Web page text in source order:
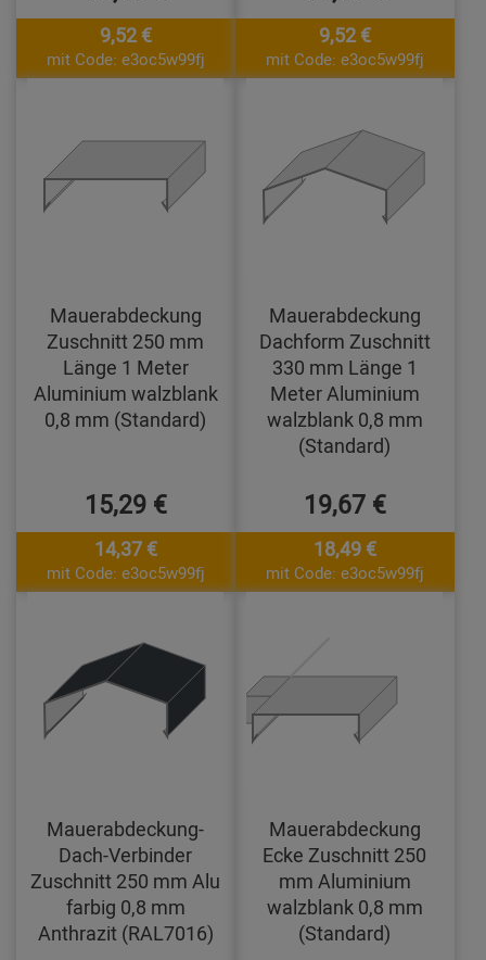
9,52 €
mit Code: e3oc5w99fj
9,52 €
mit Code: e3oc5w99fj
Mauerabdeckung
Zuschnitt 250 mm
Länge 1 Meter
Aluminium walzblank
0,8 mm (Standard)
15,29 €
14,37 €
mit Code: e3oc5w99fj
Mauerabdeckung
Dachform Zuschnitt
330 mm Länge 1
Meter Aluminium
walzblank 0,8 mm
(Standard)
19,67 €
18,49 €
mit Code: e3oc5w99fj
Mauerabdeckung-
Dach-Verbinder
Zuschnitt 250 mm Alu
farbig 0,8 mm
Anthrazit (RAL7016)
Mauerabdeckung
Ecke Zuschnitt 250
mm Aluminium
walzblank 0,8 mm
(Standard)